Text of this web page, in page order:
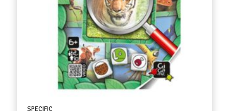
SPECIFIC